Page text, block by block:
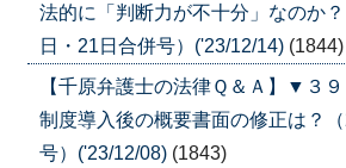
法的に「判断力が不十分」なのか
日・21日合併号）('23/12/14) (1844)
【千原弁護士の法律Ｑ＆Ａ】▼３
制度導入後の概要書面の修正は？
号）('23/12/08) (1843)